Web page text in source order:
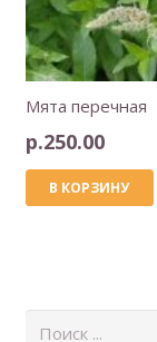
Мята перечная
р.250.00
В КОРЗИНУ